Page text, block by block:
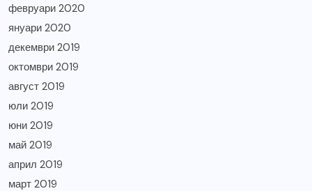
февруари 2020
януари 2020
декември 2019
октомври 2019
август 2019
юли 2019
юни 2019
май 2019
април 2019
март 2019